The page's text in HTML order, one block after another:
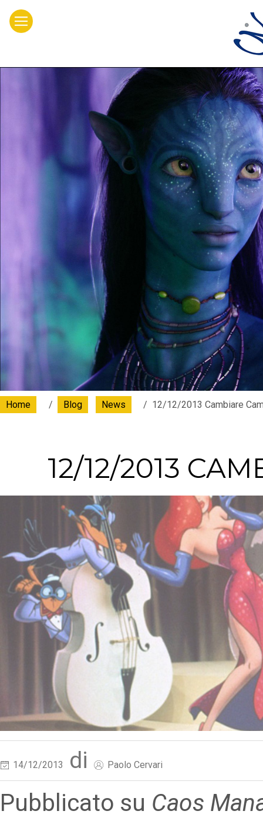
Home Blog News 12/12/2013 Cambiare
12/12/2013
14/12/2013 di Paolo Cervari
Pubblicato su Caos